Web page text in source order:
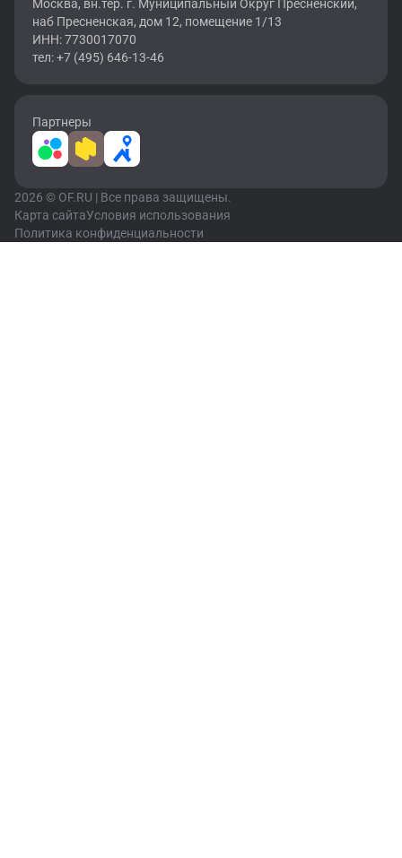
Москва, вн.тер. г. Муниципальный Округ Пресненский,
наб Пресненская, дом 12, помещение 1/13
ИНН: 7730017070
тел: +7 (495) 646-13-46
Партнеры
2026 © OF.RU | Все права защищены.
Карта сайтаУсловия использования
Политика конфиденциальности